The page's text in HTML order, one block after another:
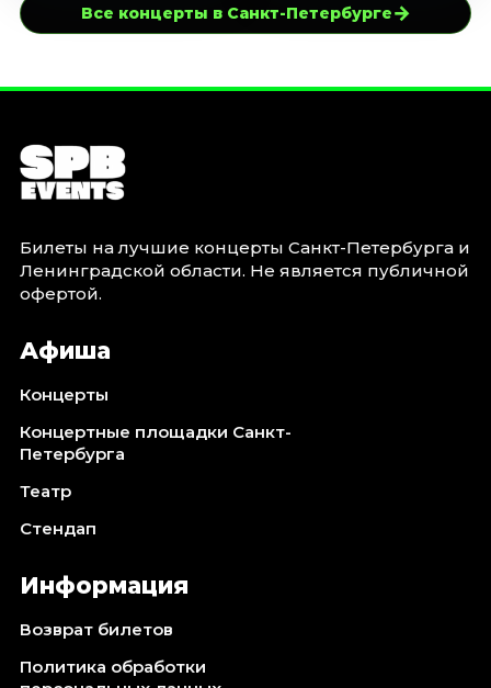
Все концерты в Санкт-Петербурге→
Билеты на лучшие концерты Санкт-Петербурга и
Ленинградской области. Не является публичной
офертой.
Афиша
Концерты
Концертные площадки Санкт-
Петербурга
Театр
Стендап
Информация
Возврат билетов
Политика обработки